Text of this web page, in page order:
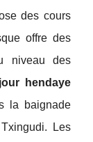
des cours
offre des
niveau des
hendaye
la baignade
Les